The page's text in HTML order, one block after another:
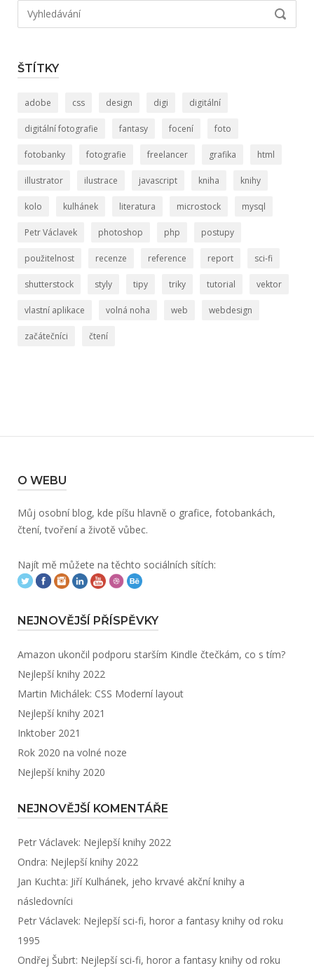
Hledat:
ŠTÍTKY
adobe css design digi digitální
digitální fotografie fantasy focení foto
fotobanky fotografie freelancer grafika html
illustrator ilustrace javascript kniha knihy
kolo kulhánek literatura microstock mysql
Petr Václavek photoshop php postupy
použitelnost recenze reference report sci-fi
shutterstock styly tipy triky tutorial vektor
vlastní aplikace volná noha web webdesign
začátečníci čtení
O WEBU
Můj osobní blog, kde píšu hlavně o grafice, fotobankách,
čtení, tvoření a životě vůbec.
Najít mě můžete na těchto sociálních sítích:
NEJNOVĚJŠÍ PŘÍSPĚVKY
Amazon ukončil podporu starším Kindle čtečkám, co s tím?
Nejlepší knihy 2022
Martin Michálek: CSS Moderní layout
Nejlepší knihy 2021
Inktober 2021
Rok 2020 na volné noze
Nejlepší knihy 2020
NEJNOVĚJŠÍ KOMENTÁŘE
Petr Václavek: Nejlepší knihy 2022
Ondra: Nejlepší knihy 2022
Jan Kuchta: Jiří Kulhánek, jeho krvavé akční knihy a
následovníci
Petr Václavek: Nejlepší sci-fi, horor a fantasy knihy od roku
1995
Ondřej Šubrt: Nejlepší sci-fi, horor a fantasy knihy od roku